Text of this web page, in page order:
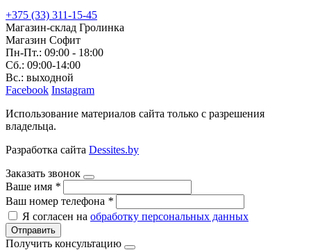
+375 (33) 311-15-45
Магазин-склад Гролинка
Магазин Софит
Пн-Пт.: 09:00 - 18:00
Сб.: 09:00-14:00
Вс.: выходной
Facebook Instagram
Использование материалов сайта только с разрешения
владельца.
Разработка сайта Dessites.by
Заказать звонок
Ваше имя *
Ваш номер телефона *
Я согласен на обработку персональных данных
Отправить
Получить консультацию